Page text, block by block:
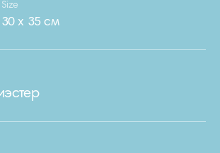
Size
30 х 35 см